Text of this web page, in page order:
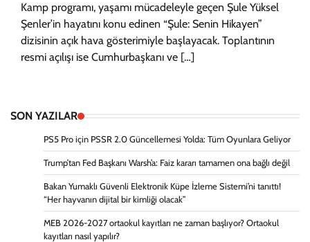
Kamp programı, yaşamı mücadeleyle geçen Şule Yüksel
Şenler’in hayatını konu edinen “Şule: Senin Hikayen”
dizisinin açık hava gösterimiyle başlayacak. Toplantının
resmi açılışı ise Cumhurbaşkanı ve […]
SON YAZILAR
PS5 Pro için PSSR 2.0 Güncellemesi Yolda: Tüm Oyunlara Geliyor
Trump’tan Fed Başkanı Warsh’a: Faiz kararı tamamen ona bağlı değil
Bakan Yumaklı Güvenli Elektronik Küpe İzleme Sistemi’ni tanıttı!
“Her hayvanın dijital bir kimliği olacak”
MEB 2026-2027 ortaokul kayıtları ne zaman başlıyor? Ortaokul
kayıtları nasıl yapılır?